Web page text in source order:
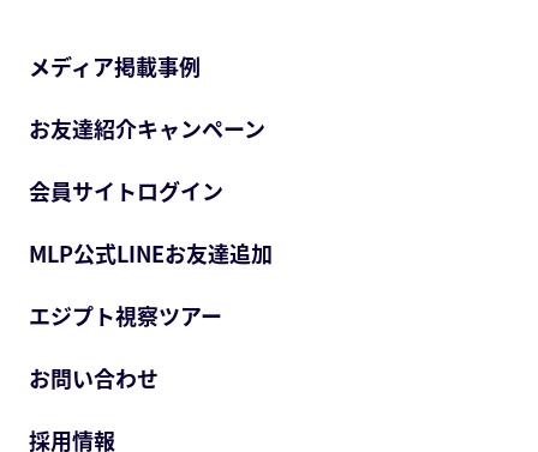
メディア掲載事例
お友達紹介キャンペーン
会員サイトログイン
MLP公式LINEお友達追加
エジプト視察ツアー
お問い合わせ
採用情報